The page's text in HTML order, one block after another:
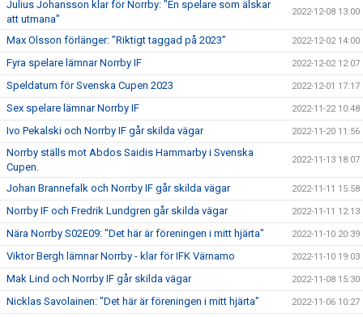
Julius Johansson klar för Norrby: "En spelare som älskar
att utmana"
2022-12-08 13:00
Max Olsson förlänger: ”Riktigt taggad på 2023” 2022-12-02 14:00
Fyra spelare lämnar Norrby IF 2022-12-02 12:07
Speldatum för Svenska Cupen 2023 2022-12-01 17:17
Sex spelare lämnar Norrby IF 2022-11-22 10:48
Ivo Pekalski och Norrby IF går skilda vägar 2022-11-20 11:56
Norrby ställs mot Abdos Saidis Hammarby i Svenska
Cupen.
2022-11-13 18:07
Johan Brannefalk och Norrby IF går skilda vägar 2022-11-11 15:58
Norrby IF och Fredrik Lundgren går skilda vägar 2022-11-11 12:13
Nära Norrby S02E09: "Det här är föreningen i mitt hjärta" 2022-11-10 20:39
Viktor Bergh lämnar Norrby - klar för IFK Värnamo 2022-11-10 19:03
Mak Lind och Norrby IF går skilda vägar 2022-11-08 15:30
Nicklas Savolainen: "Det här är föreningen i mitt hjärta" 2022-11-06 10:27